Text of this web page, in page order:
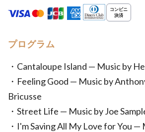
プログラム
・Cantaloupe Island — Music by
・Feeling Good — Music by
Bricusse
・Street Life — Music by Joe
・I'm Saving All My Love for You